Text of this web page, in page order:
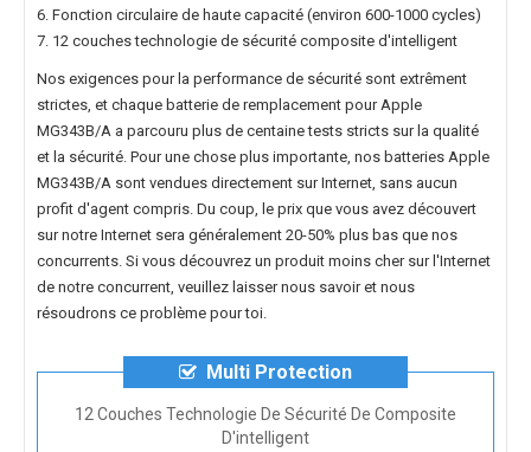
6. Fonction circulaire de haute capacité (environ 600-1000 cycles)
7. 12 couches technologie de sécurité composite d'intelligent
Nos exigences pour la performance de sécurité sont extrêment
strictes, et chaque batterie de remplacement pour Apple
MG343B/A a parcouru plus de centaine tests stricts sur la qualité
et la sécurité. Pour une chose plus importante, nos batteries Apple
MG343B/A sont vendues directement sur Internet, sans aucun
profit d'agent compris. Du coup, le prix que vous avez découvert
sur notre Internet sera généralement 20-50% plus bas que nos
concurrents. Si vous découvrez un produit moins cher sur l'Internet
de notre concurrent, veuillez laisser nous savoir et nous
résoudrons ce problème pour toi.
Multi Protection
12 Couches Technologie De Sécurité De Composite
D'intelligent